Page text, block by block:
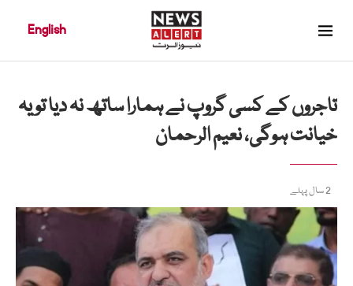
English
تاجروں کے کسی گروپ نے ہمارا ساتھ نہ دیا تو یہ
خیانت ہوگی، نعیم الرحمان
2 سال پہلے